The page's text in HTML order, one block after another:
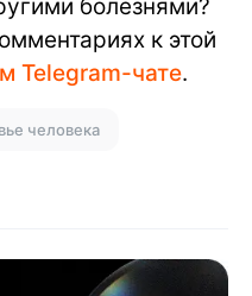
болезнями?
к этой
Telegram-чате.
человека